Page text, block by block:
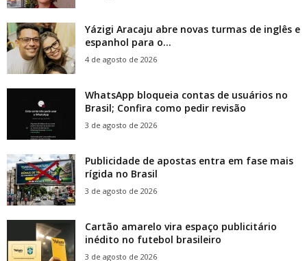
Yázigi Aracaju abre novas turmas de inglês e
espanhol para o...
4 de agosto de 2026
WhatsApp bloqueia contas de usuários no
Brasil; Confira como pedir revisão
3 de agosto de 2026
Publicidade de apostas entra em fase mais
rígida no Brasil
3 de agosto de 2026
Cartão amarelo vira espaço publicitário
inédito no futebol brasileiro
3 de agosto de 2026